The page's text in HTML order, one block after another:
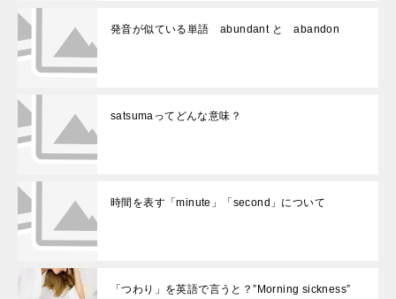
発音が似ている単語 abundant と abandon
satsumaってどんな意味？
時間を表す「minute」「second」について
「つわり」を英語で言うと？”Morning sickness”